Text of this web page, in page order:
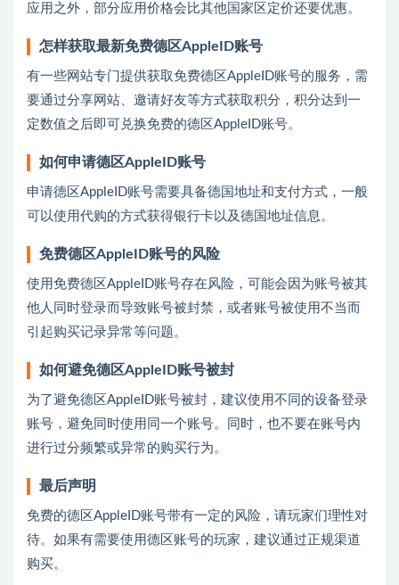
应用之外，部分应用价格会比其他国家区定价还要优惠。
怎样获取最新免费德区AppleID账号
有一些网站专门提供获取免费德区AppleID账号的服务，需
要通过分享网站、邀请好友等方式获取积分，积分达到一
定数值之后即可兑换免费的德区AppleID账号。
如何申请德区AppleID账号
申请德区AppleID账号需要具备德国地址和支付方式，一般
可以使用代购的方式获得银行卡以及德国地址信息。
免费德区AppleID账号的风险
使用免费德区AppleID账号存在风险，可能会因为账号被其
他人同时登录而导致账号被封禁，或者账号被使用不当而
引起购买记录异常等问题。
如何避免德区AppleID账号被封
为了避免德区AppleID账号被封，建议使用不同的设备登录
账号，避免同时使用同一个账号。同时，也不要在账号内
进行过分频繁或异常的购买行为。
最后声明
免费的德区AppleID账号带有一定的风险，请玩家们理性对
待。如果有需要使用德区账号的玩家，建议通过正规渠道
购买。